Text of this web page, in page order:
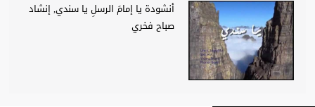
أنشودة يا إمامَ الرسلِ يا سندي, إنشاد
صباح فخري